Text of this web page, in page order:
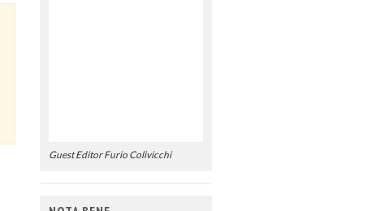
Guest Editor Furio Colivicchi